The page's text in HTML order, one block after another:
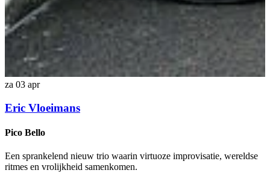
za 03 apr
Eric Vloeimans
Pico Bello
Een sprankelend nieuw trio waarin virtuoze improvisatie, wereldse
ritmes en vrolijkheid samenkomen.